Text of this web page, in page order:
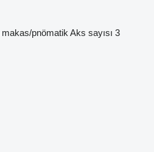
makas/pnömatik Aks sayısı 3